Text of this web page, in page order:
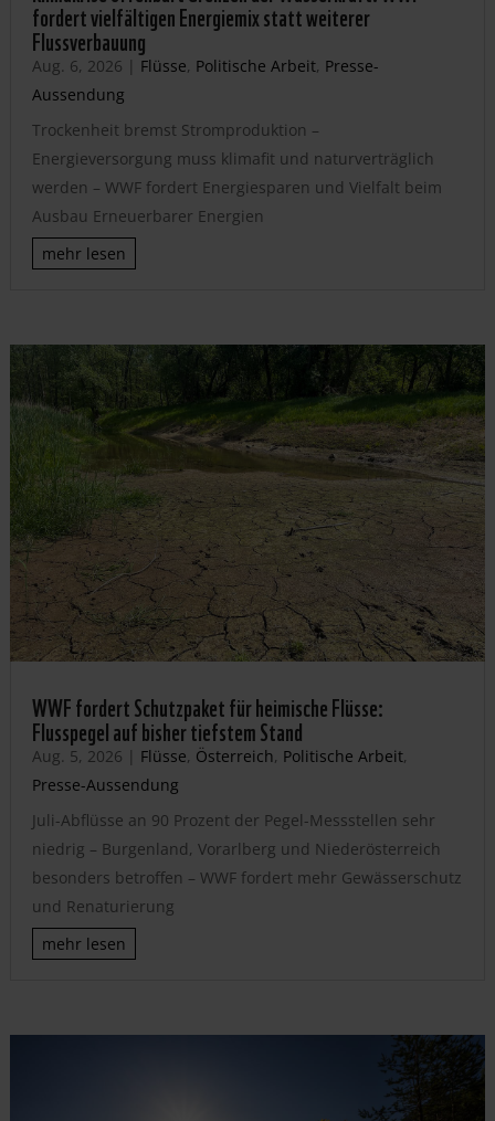
fordert vielfältigen Energiemix statt weiterer
Flussverbauung
Aug. 6, 2026 | Flüsse, Politische Arbeit, Presse-
Aussendung
Trockenheit bremst Stromproduktion –
Energieversorgung muss klimafit und naturverträglich
werden – WWF fordert Energiesparen und Vielfalt beim
Ausbau Erneuerbarer Energien
mehr lesen
WWF fordert Schutzpaket für heimische Flüsse:
Flusspegel auf bisher tiefstem Stand
Aug. 5, 2026 | Flüsse, Österreich, Politische Arbeit,
Presse-Aussendung
Juli-Abflüsse an 90 Prozent der Pegel-Messstellen sehr
niedrig – Burgenland, Vorarlberg und Niederösterreich
besonders betroffen – WWF fordert mehr Gewässerschutz
und Renaturierung
mehr lesen